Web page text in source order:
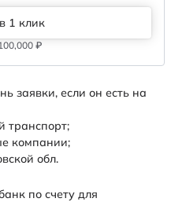
1 клик
₽
заявки, если он есть на
транспорт;
компании;
обл.
по счету для